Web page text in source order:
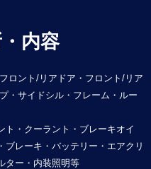
内容
ロント/リアドア・フロント/リア
・サイドシル・フレーム・ルー
ト・クーラント・ブレーキオイ
ブレーキ・バッテリー・エアクリ
ター・内装照明等